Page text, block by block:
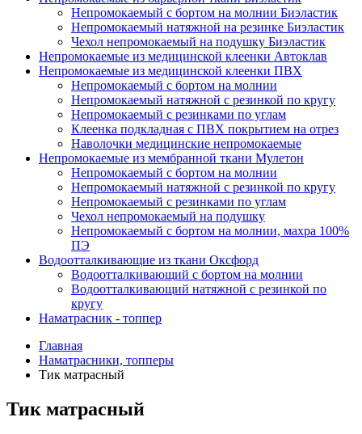
Непромокаемый с бортом на молнии Биэластик
Непромокаемый натяжной на резинке Биэластик
Чехол непромокаемый на подушку Биэластик
Непромокаемые из медицинской клеенки Автоклав
Непромокаемые из медицинской клеенки ПВХ
Непромокаемый с бортом на молнии
Непромокаемый натяжной с резинкой по кругу
Непромокаемый с резинками по углам
Клеенка подкладная с ПВХ покрытием на отрез
Наволочки медицинские непромокаемые
Непромокаемые из мембранной ткани Мулетон
Непромокаемый с бортом на молнии
Непромокаемый натяжной с резинкой по кругу
Непромокаемый с резинками по углам
Чехол непромокаемый на подушку
Непромокаемый с бортом на молнии, махра 100%
ПЭ
Водоотталкивающие из ткани Оксфорд
Водоотталкивающий с бортом на молнии
Водоотталкивающий натяжной с резинкой по
кругу
Наматрасник - топпер
Главная
Наматрасники, топперы
Тик матрасный
Тик матрасный